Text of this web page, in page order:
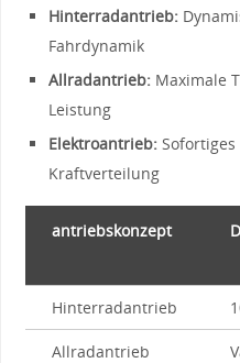
Hinterradantrieb:
Fahrdynamik
Allradantrieb: Maximale
Leistung
Elektroantrieb:
Kraftverteilung
antriebskonzept
Hinterradantrieb
Allradantrieb